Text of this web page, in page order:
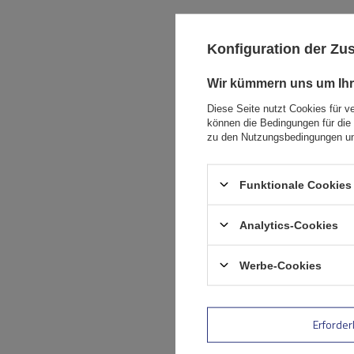
T-Nut-
Ein T-Nut-
zwischen
fixiert werden
Beim Mont
als auch für
T-Nut-
Ein
sorgt dafür,
DerMont
Konfiguration der
Wir kümmern uns um
Diese Seite nutzt Cookies für
können die Bedingungen für
zu den Nutzungsbedingungen
Funktionale
Analytics-Cookies
Werbe-Cookies